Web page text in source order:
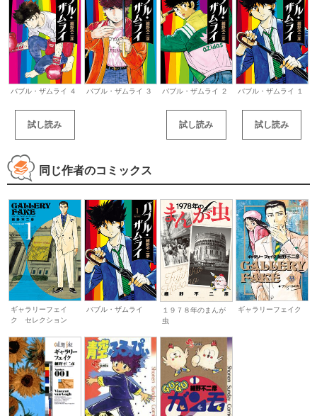
バブル・ザムライ ４
試し読み
バブル・ザムライ ３ バブル・ザムライ ２
試し読み
バブル・ザムライ １
試し読み
同じ作者のコミックス
ギャラリーフェイ
ク セレクション
バブル・ザムライ
１９７８年のまんが
虫
ギャラリーフェイク